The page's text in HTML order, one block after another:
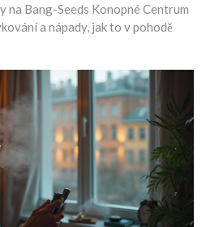
na Bang-Seeds Konopné Centrum
a nápady, jak to v pohodě